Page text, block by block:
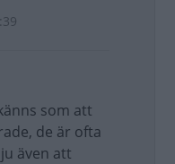
som att
de är ofta
även att